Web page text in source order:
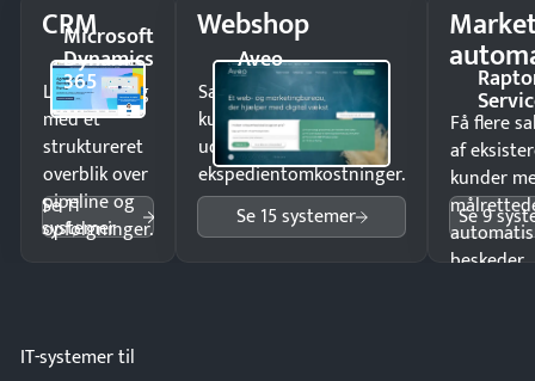
CRM
Microsoft
Dynamics
365
Luk flere salg
med et
struktureret
overblik over
pipeline og
opfølgninger.
Se 11
systemer
Webshop
Aveo
Sælg produkter 24/7 til
kunder i hele landet
uden
ekspedientomkostninger.
Se 15 systemer
Få flere
af
kunder
beskeder.
Se 9
IT-systemer til